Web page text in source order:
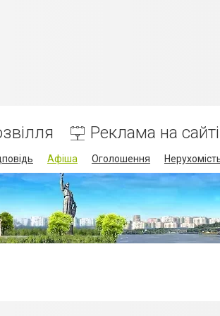
Реклама на сайті
Афіша Оголошення